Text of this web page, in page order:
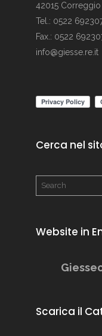
42015 Correggio
Tel.: 0522
Fax.: 0522
info@giesse.re.it
Cerca nel
Website in
Scarica il